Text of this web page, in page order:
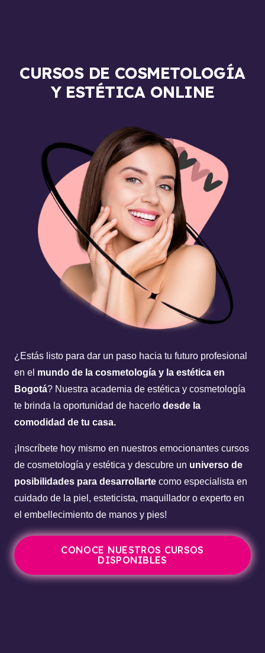
CURSOS DE COSMETOLOGÍA
Y ESTÉTICA ONLINE
¿Estás listo para dar un paso hacia tu futuro profesional
en el mundo de la cosmetología y la estética en
Bogotá? Nuestra academia de estética y cosmetología
te brinda la oportunidad de hacerlo desde la
comodidad de tu casa.
¡Inscríbete hoy mismo en nuestros emocionantes cursos
de cosmetología y estética y descubre un universo de
posibilidades para desarrollarte como especialista en
cuidado de la piel, esteticista, maquillador o experto en
el embellecimiento de manos y pies!
CONOCE NUESTROS CURSOS
DISPONIBLES